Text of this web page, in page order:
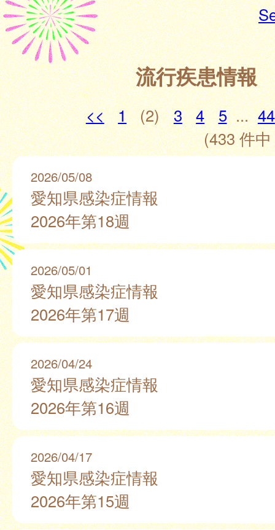
流行疾患情報
<< 1 (2) 3 4 5 ... 44
(433 件
2026/05/08
愛知県感染症情報
2026年第18週
2026/05/01
愛知県感染症情報
2026年第17週
2026/04/24
愛知県感染症情報
2026年第16週
2026/04/17
愛知県感染症情報
2026年第15週